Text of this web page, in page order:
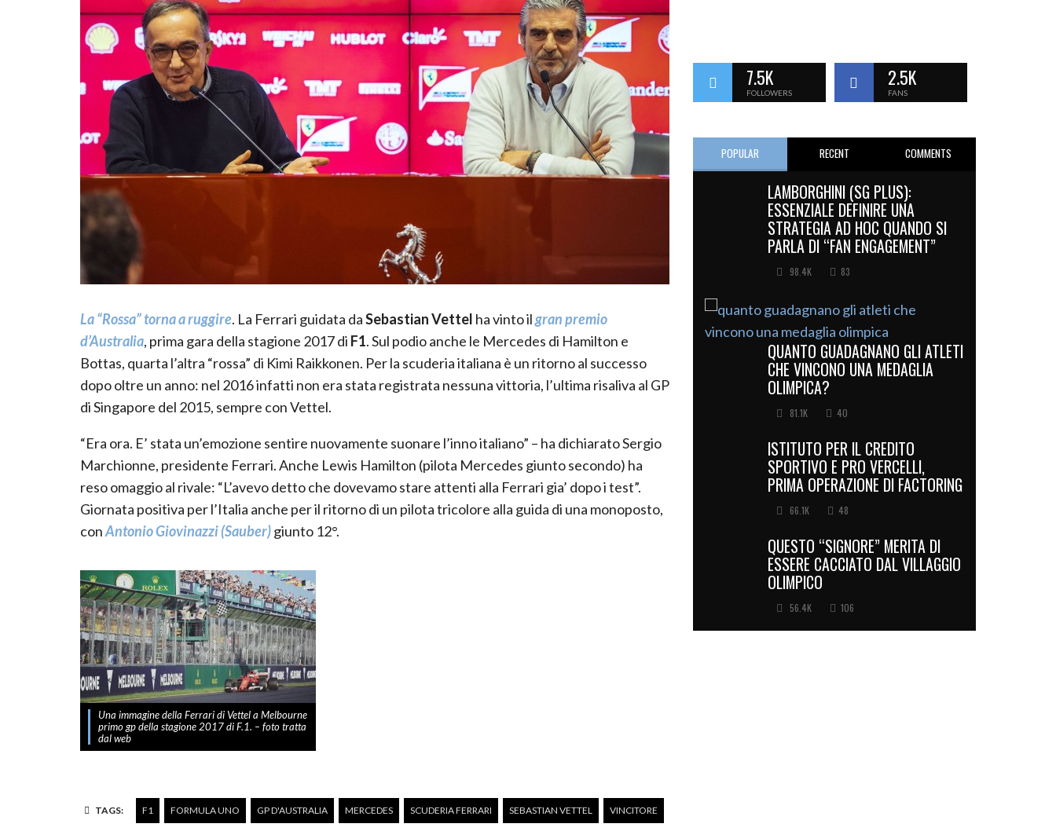
La “Rossa” torna a ruggire. La Ferrari guidata daSebastian Vettel ha vinto ilgran premio
d’Australia, prima gara della stagione 2017 di F1. Sul podio anche le Mercedes di Hamilton e
Bottas, quarta l’altra “rossa” di Kimi Raikkonen. Per la scuderia italiana è un ritorno al successo
dopo oltre un anno: nel 2016 infatti non era stata registrata nessuna vittoria, l’ultima risaliva al GP
di Singapore del 2015, sempre con Vettel.
“Era ora. E’ stata un’emozione sentire nuovamente suonare l’inno italiano” – ha dichiarato Sergio
Marchionne, presidente Ferrari. Anche Lewis Hamilton (pilota Mercedes giunto secondo) ha
reso omaggio al rivale: “L’avevo detto che dovevamo stare attenti alla Ferrari gia’ dopo i test”.
Giornata positiva per l’Italia anche per il ritorno di un pilota tricolore alla guida di una monoposto,
conAntonio Giovinazzi (Sauber)giunto 12°.
Una immagine della Ferrari di Vettel a Melbourne
primo gp della stagione 2017 di F.1. – foto tratta
dal web
TAGS: F1 FORMULA UNO GP D'AUSTRALIA MERCEDES SCUDERIA FERRARI SEBASTIAN VETTEL VINCITORE
7.5K
FOLLOWERS
2.5K
FANS
POPULAR RECENT COMMENTS
LAMBORGHINI (SG PLUS):
ESSENZIALE DEFINIRE UNA
STRATEGIA AD HOC QUANDO SI
PARLA DI “FAN ENGAGEMENT”
98.4K 83
QUANTO GUADAGNANO GLI ATLETI
CHE VINCONO UNA MEDAGLIA
OLIMPICA?
81.1K 40
ISTITUTO PER IL CREDITO
SPORTIVO E PRO VERCELLI,
PRIMA OPERAZIONE DI FACTORING
66.1K 48
QUESTO “SIGNORE” MERITA DI
ESSERE CACCIATO DAL VILLAGGIO
OLIMPICO
56.4K 106